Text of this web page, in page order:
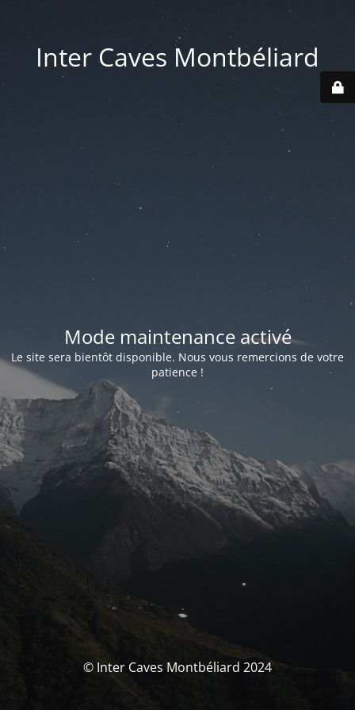
Inter Caves Montbéliard
Mode maintenance activé
Le site sera bientôt disponible. Nous vous remercions de votre
patience !
© Inter Caves Montbéliard 2024